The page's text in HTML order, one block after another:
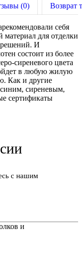
(0) Возврат
себя
материал для отделки
решений. И
состоит из более
сиреневого цвета
в любую жилую
Как и другие
синим, сиреневым,
сертификаты
с нашим
и